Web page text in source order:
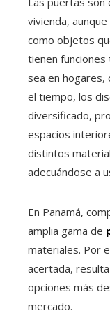
vivienda,
como objetos
tienen
sea en hogares,
el tiempo, los
diversificado,
espacios
distintos
adecuándose a
En Panamá,
amplia gama de
materiales. Por
acertada,
opciones más
mercado.